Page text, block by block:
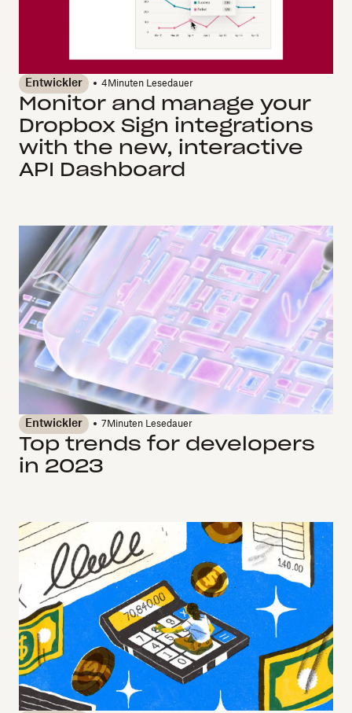
Entwickler 4 Minuten Lesedauer
Monitor and manage your
Dropbox Sign integrations
with the new, interactive
API Dashboard
Entwickler 7 Minuten Lesedauer
Top trends for developers
in 2023